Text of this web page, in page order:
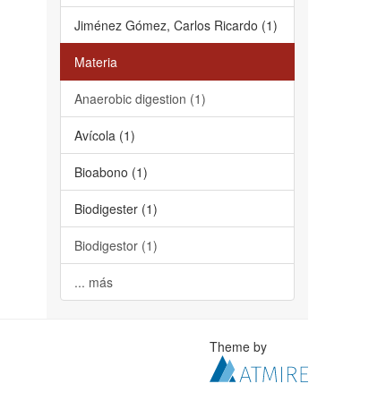
Jiménez Gómez, Carlos Ricardo (1)
Materia
Anaerobic digestion (1)
Avícola (1)
Bioabono (1)
Biodigester (1)
Biodigestor (1)
... más
Theme by